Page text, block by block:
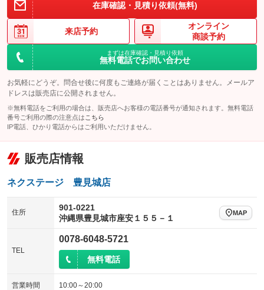
在庫確認・見積り依頼(無料)
来店予約
オンライン
商談予約
まずは在庫確認・見積り依頼
無料電話でお問い合わせ
お気軽にどうぞ。問合せ後に何度もご連絡が届くことはありません。メールア
ドレスは販売店に公開されません。
※無料電話をご利用の場合は、販売店へお客様の電話番号が通知されます。無料電話
番号ご利用の際の注意点は こちら
IP電話、ひかり電話からはご利用いただけません。
販売店情報
ネクステージ 豊見城店
住所
901-0221
沖縄県豊見城市座安１５５－１
MAP
TEL
0078-6048-5721
無料電話
営業時間 10:00～20:00